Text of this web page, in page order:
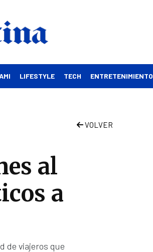
LIFESTYLE TECH ENTRETENIMIENTO
VOLVER
al
a
de viajeros que